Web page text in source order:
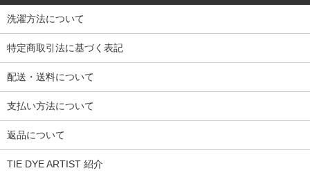
洗濯方法について
特定商取引法に基づく表記
配送・送料について
支払い方法について
返品について
TIE DYE ARTIST 紹介